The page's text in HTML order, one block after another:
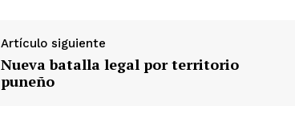
Artículo siguiente
Nueva batalla legal por territorio
puneño